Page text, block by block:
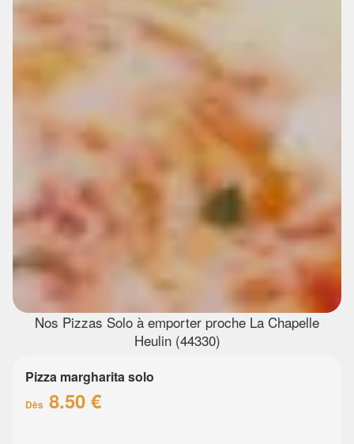
Nos Pizzas Solo à emporter proche La Chapelle
Heulin (44330)
Pizza margharita solo
Dès 8.50 €